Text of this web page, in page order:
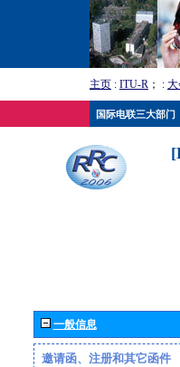
主页 : ITU-R ； : 大
一般信息
邀请函、注册和其它函件
国际电联三大部门